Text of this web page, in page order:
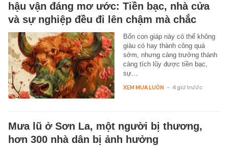
hậu vận đáng mơ ước: Tiền bạc, nhà cửa
và sự nghiệp đều đi lên chậm mà chắc
Bốn con giáp này có thể không
giàu có hay thành công quá
sớm, nhưng càng trưởng thành
càng tích lũy được tiền bạc,
sự…
XEM MUA LUÔN - 4 giờ trước
Mưa lũ ở Sơn La, một người bị thương,
hơn 300 nhà dân bị ảnh hưởng